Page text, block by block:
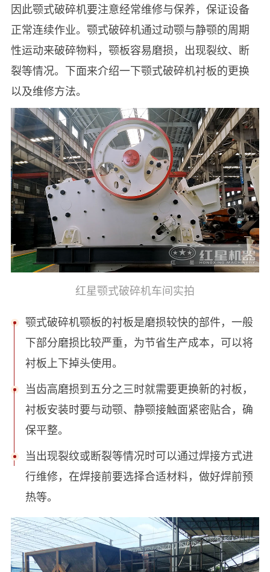
因此颚式破碎机要注意经常维修与保养，保证设备
正常连续作业。颚式破碎机通过动颚与静颚的周期
性运动来破碎物料，颚板容易磨损，出现裂纹、断
裂等情况。下面来介绍一下颚式破碎机衬板的更换
以及维修方法。
红星颚式破碎机车间实拍
颚式破碎机颚板的衬板是磨损较快的部件，一般
下部分磨损比较严重，为节省生产成本，可以将
衬板上下掉头使用。
当齿高磨损到五分之三时就需要更换新的衬板，
衬板安装时要与动颚、静颚接触面紧密贴合，确
保平整。
当出现裂纹或断裂等情况时可以通过焊接方式进
行维修，在焊接前要选择合适材料，做好焊前预
热等。